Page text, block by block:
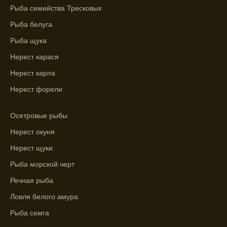
рыбы.
Узнайте вероятности успешной ловли на
График клева рыбы зависит от фаз луны и
клева.
Лучше всего ловить рыбу в период
максимального атмосферного давления,
Прогноз клева на сутки вперед дает ясное
Рыба семейства Тресковых
Рыба белуга
Рыба щука
Нерест карася
Нерест карпа
Нерест форели
Осетровые рыбы
Нерест окуня
Нерест щуки
Рыба морской черт
Речная рыба
Ловля белого амура
Рыба семга